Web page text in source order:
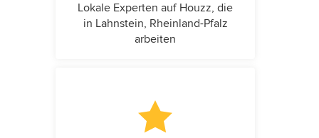
Lokale Experten auf Houzz, die
in Lahnstein, Rheinland-Pfalz
arbeiten